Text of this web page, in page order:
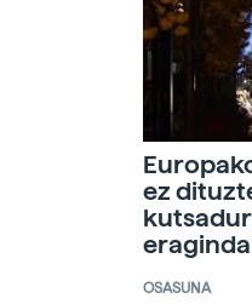
ez
OSASUNA